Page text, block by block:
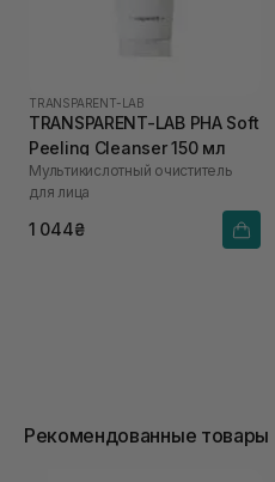
TRANSPARENT-LAB
TRANSPARENT-LAB PHA Soft
Peeling Cleanser 150 мл
Мультикислотный очиститель
для лица
1 044₴
Рекомендованные товары